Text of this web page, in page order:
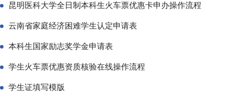
昆明医科大学全日制本科生火车票优惠卡申办操作流程
云南省家庭经济困难学生认定申请表
本科生国家励志奖学金申请表
学生火车票优惠资质核验在线操作流程
学生证填写模版